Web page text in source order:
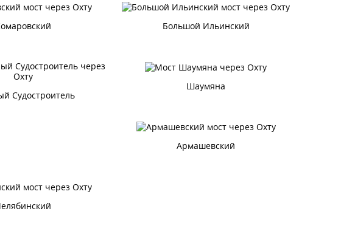
Большой Ильинский
Судостроитель
Шаумяна
Армашевский